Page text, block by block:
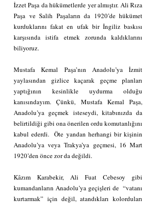
İzzet Paşa da hükümetlerde yer almıştır. Ali Rıza
Paşa ve Salih Paşaların da 1920’de hükümet
kurduklarını fakat en ufak bir İngiliz baskısı
karşısında istifa etmek zorunda kaldıklarını
biliyoruz.
Mustafa Kemal Paşa’nın Anadolu’ya İzmit
yaylasından gizlice kaçarak geçme planları
yaptığının kesinlikle uydurma olduğu
kanısındayım. Çünkü, Mustafa Kemal Paşa,
Anadolu’ya geçmek isteseydi, kitabınızda da
belirtildiği gibi ona önerilen ordu komutanlığını
kabul ederdi.  Öte yandan herhangi bir kişinin
Anadolu’ya veya Trakya’ya geçmesi, 16 Mart
1920’den önce zor da değildi.
Kâzım Karabekir, Ali Fuat Cebesoy gibi
kumandanların Anadolu’ya geçişleri de  “vatanı
kurtarmak” için değil, atandıkları kolorduları